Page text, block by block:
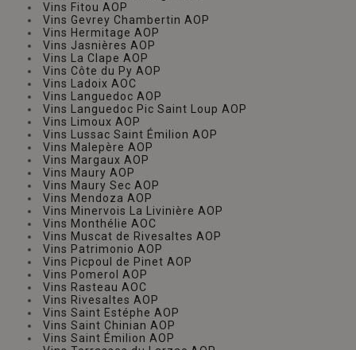
Vins Fitou AOP
Vins Gevrey Chambertin AOP
Vins Hermitage AOP
Vins Jasnières AOP
Vins La Clape AOP
Vins Côte du Py AOP
Vins Ladoix AOC
Vins Languedoc AOP
Vins Languedoc Pic Saint Loup AOP
Vins Limoux AOP
Vins Lussac Saint Émilion AOP
Vins Malepère AOP
Vins Margaux AOP
Vins Maury AOP
Vins Maury Sec AOP
Vins Mendoza AOP
Vins Minervois La Livinière AOP
Vins Monthélie AOC
Vins Muscat de Rivesaltes AOP
Vins Patrimonio AOP
Vins Picpoul de Pinet AOP
Vins Pomerol AOP
Vins Rasteau AOC
Vins Rivesaltes AOP
Vins Saint Estéphe AOP
Vins Saint Chinian AOP
Vins Saint Émilion AOP